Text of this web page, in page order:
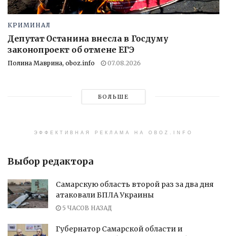
КРИМИНАЛ
Депутат Останина внесла в Госдуму
законопроект об отмене ЕГЭ
Полина Маврина, oboz.info 07.08.2026
БОЛЬШЕ
ЭФФЕКТИВНАЯ РЕКЛАМА НА OBOZ.INFO
Выбор редактора
Самарскую область второй раз за два дня
атаковали БПЛА Украины
5 ЧАСОВ НАЗАД
Губернатор Самарской области и